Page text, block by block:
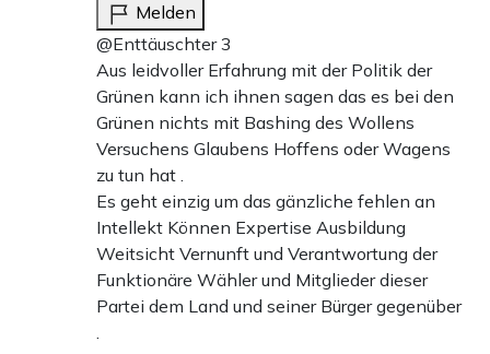
Melden
@Enttäuschter 3
Aus leidvoller Erfahrung mit der Politik der
Grünen kann ich ihnen sagen das es bei den
Grünen nichts mit Bashing des Wollens
Versuchens Glaubens Hoffens oder Wagens
zu tun hat .
Es geht einzig um das gänzliche fehlen an
Intellekt Können Expertise Ausbildung
Weitsicht Vernunft und Verantwortung der
Funktionäre Wähler und Mitglieder dieser
Partei dem Land und seiner Bürger gegenüber
.